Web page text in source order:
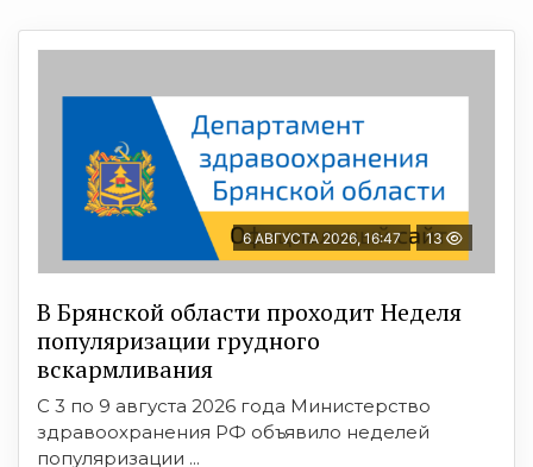
6 АВГУСТА 2026, 16:47 13
В Брянской области проходит Неделя
популяризации грудного
вскармливания
С 3 по 9 августа 2026 года Министерство
здравоохранения РФ объявило неделей
популяризации ...